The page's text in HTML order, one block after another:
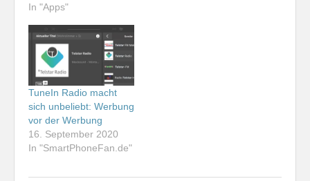
In "Apps"
TuneIn Radio macht
sich unbeliebt: Werbung
vor der Werbung
16. September 2020
In "SmartPhoneFan.de"